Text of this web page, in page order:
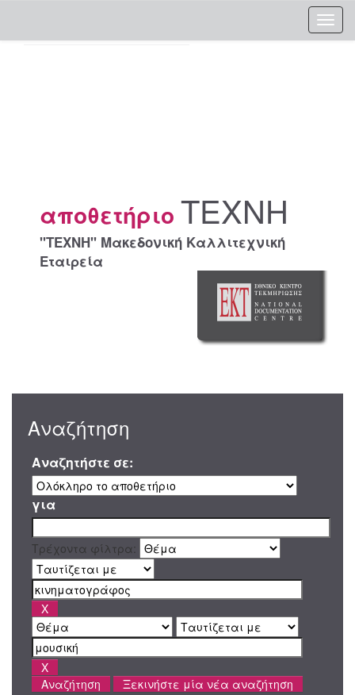
αποθετήριο ΤΕΧΝΗ
"ΤΕΧΝΗ" Μακεδονική Καλλιτεχνική
Εταιρεία
Αναζήτηση
Αναζητήστε σε:
για
Τρέχοντα φίλτρα:
Ξεκινήστε μία νέα αναζήτηση